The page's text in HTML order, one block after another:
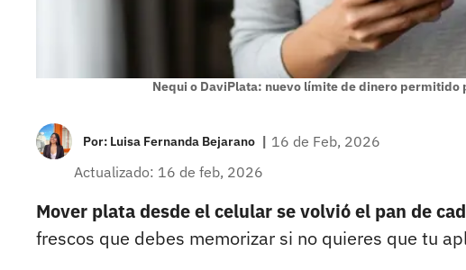
Nequi o DaviPlata: nuevo límite de dinero permitido
Por: Luisa Fernanda Bejarano | 16 de Feb, 2026
Actualizado: 16 de feb, 2026
Mover plata desde el celular se volvió el pan de
frescos que debes memorizar si no quieres que tu